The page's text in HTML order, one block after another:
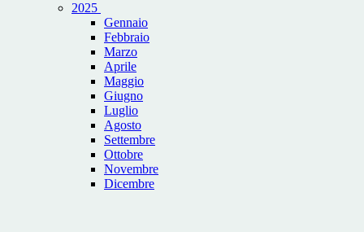
2025
Gennaio
Febbraio
Marzo
Aprile
Maggio
Giugno
Luglio
Agosto
Settembre
Ottobre
Novembre
Dicembre